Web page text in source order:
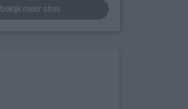
bekijk meer sites